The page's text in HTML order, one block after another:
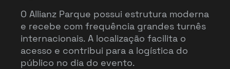
O Allianz Parque possui estrutura moderna
e recebe com frequência grandes turnês
internacionais. A localização facilita o
acesso e contribui para a logística do
público no dia do evento.